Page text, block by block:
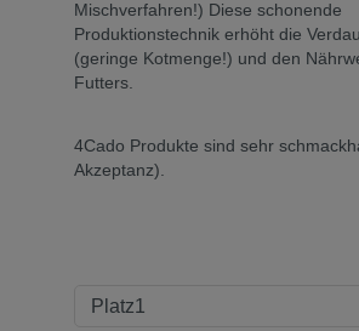
Mischverfahren!) Diese schonende
Produktionstechnik erhöht die
(geringe Kotmenge!) und den
Futters.
4Cado Produkte sind sehr
Akzeptanz).